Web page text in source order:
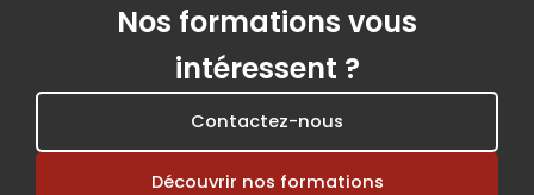
Nos formations vous
intéressent ?
Contactez-nous
Découvrir nos formations